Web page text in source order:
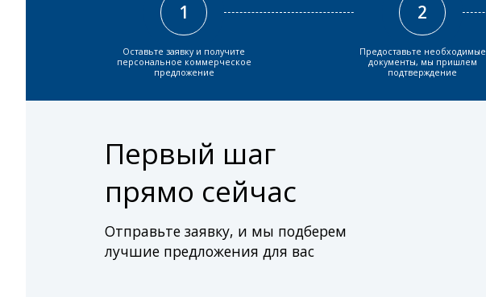
1
Оставьте заявку и получите
персональное коммерческое
предложение
2
Предоставьте необходимые
документы, мы пришлем
подтверждение
Первый шаг
прямо сейчас
Отправьте заявку, и мы подберем
лучшие предложения для вас